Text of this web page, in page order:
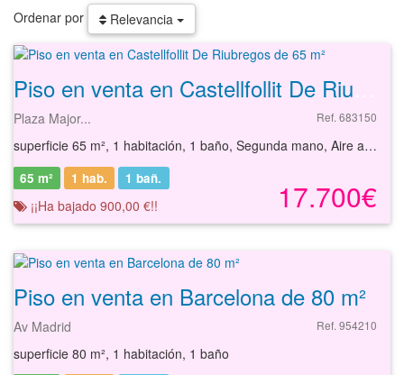
Ordenar por Relevancia
Plaza Major... Ref. 683150
superficie 65 m², 1 habitación, 1 baño, Segunda mano, Aire acondicionado, Terraza, Calefacción
17.700€
65 m² 1 hab. 1 bañ.
¡¡Ha bajado 900,00 €!!
Piso en venta en Barcelona de 80 m²
Av Madrid Ref. 954210
superficie 80 m², 1 habitación, 1 baño